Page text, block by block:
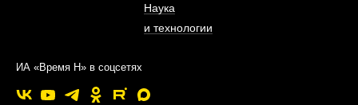
Наука
и технологии
ИА «Время Н» в соцсетях